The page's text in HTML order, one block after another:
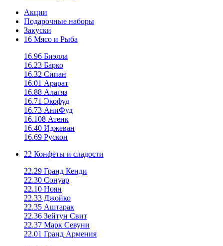
Акции
Подарочные наборы
Закуски
16 Мясо и Рыба
16.96 Биэлла
16.23 Барко
16.32 Сипан
16.01 Арарат
16.88 Алагяз
16.71 Экофуд
16.73 АниФуд
16.108 Атенк
16.40 Иджеван
16.69 Рускон
22 Конфеты и сладости
22.29 Гранд Кенди
22.30 Сонуар
22.10 Ноян
22.33 Джойко
22.35 Аштарак
22.36 Зейтун Свит
22.37 Марк Севуни
22.01 Гранд Армения